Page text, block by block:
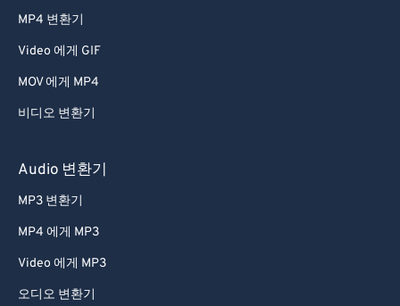
MP4 변환기
Video 에게 GIF
MOV 에게 MP4
비디오 변환기
Audio 변환기
MP3 변환기
MP4 에게 MP3
Video 에게 MP3
오디오 변환기